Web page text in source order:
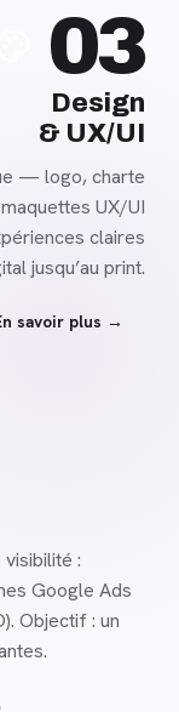
03
Design
& UX/UI
— logo, charte
UX/UI
claires
jusqu’au print.
savoir plus →
:
Google Ads
Objectif : un